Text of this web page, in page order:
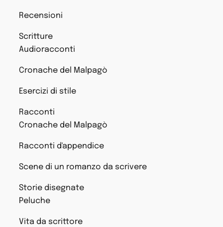
Recensioni
Scritture
Audioracconti
Cronache del Malpagò
Esercizi di stile
Racconti
Cronache del Malpagò
Racconti d'appendice
Scene di un romanzo da scrivere
Storie disegnate
Peluche
Vita da scrittore